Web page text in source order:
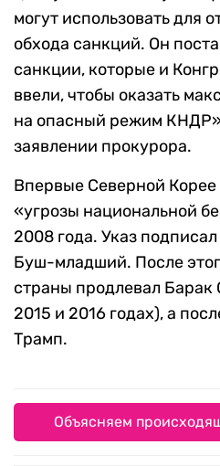
могут использовать для
обхода санкций. Он
санкции, которые и
ввели, чтобы оказать
на опасный режим
заявлении прокурора.
Впервые Северной Корее
«угрозы национальной
2008 года. Указ
Буш-младший. После
страны продлевал Барак
2015 и 2016 годах), а
Трамп.
Объясняем